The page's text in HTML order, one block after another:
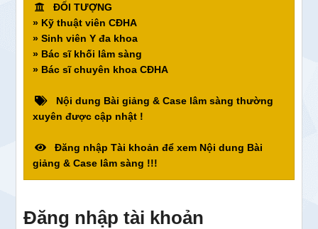
ĐỐI TƯỢNG
» Kỹ thuật viên CĐHA
» Sinh viên Y đa khoa
» Bác sĩ khối lâm sàng
» Bác sĩ chuyên khoa CĐHA
Nội dung Bài giảng & Case lâm sàng thường
xuyên được cập nhật !
Đăng nhập Tài khoản để xem Nội dung Bài
giảng & Case lâm sàng !!!
Đăng nhập tài khoản